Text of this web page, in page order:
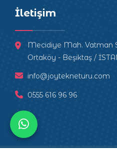
İletişim
Mecidiye Mah. Vatman
Ortaköy - Beşiktaş /
info@joytekneturu.com
0555 616 96 96